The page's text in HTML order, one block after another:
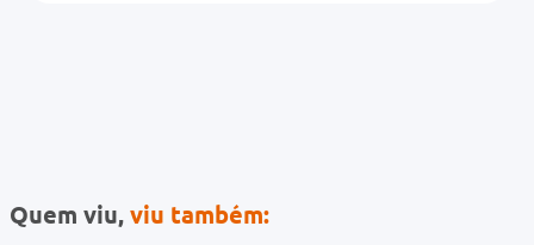
Quem viu,viu também: